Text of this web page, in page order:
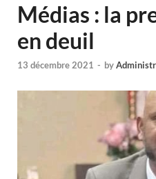
Médias : la
en deuil
13 décembre 2021 - by